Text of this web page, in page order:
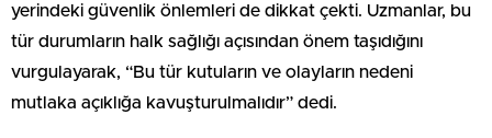
yerindeki güvenlik önlemleri de dikkat çekti. Uzmanlar, bu
tür durumların halk sağlığı açısından önem taşıdığını
vurgulayarak, “Bu tür kutuların ve olayların nedeni
mutlaka açıklığa kavuşturulmalıdır” dedi.